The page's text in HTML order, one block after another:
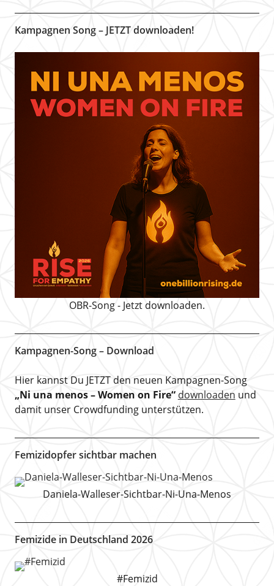
Kampagnen Song – JETZT downloaden!
OBR-Song - Jetzt downloaden.
Kampagnen-Song – Download
Hier kannst Du JETZT den neuen Kampagnen-Song
„Ni una menos – Women on Fire“ downloaden und
damit unser Crowdfunding unterstützen.
Femizidopfer sichtbar machen
Daniela-Walleser-Sichtbar-Ni-Una-Menos
Femizide in Deutschland 2026
#Femizid